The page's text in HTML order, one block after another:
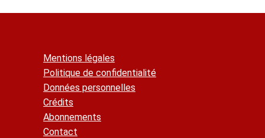
Mentions légales
Politique de confidentialité
Données personnelles
Crédits
Abonnements
Contact